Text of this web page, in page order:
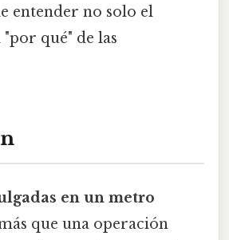
entender no solo el
"por qué" de las
en un metro
que una operación